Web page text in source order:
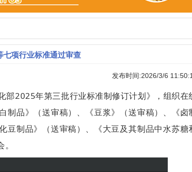
七项行业标准通过审查
发布时间:2026/3/6
部2025年第三批行业标准制修订计划》，组织在
制品》（送审稿）、《豆浆》（送审稿）、《卤
豆制品》（送审稿）、《大豆及其制品中水苏糖